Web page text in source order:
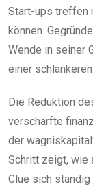
Start-ups treffen
können.
Wende in seiner
einer
Die Reduktion
verschärfte
der
Schritt zeigt, wie
Clue sich